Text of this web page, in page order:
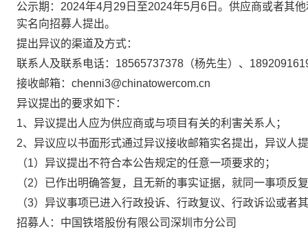
公示期： 2024年4月 29 日至2024年5月 6 日。 供应商或者其
实名向招募人提出。
提出异议的渠道及方式：
联系人及联系电话： 18565737378 （杨先生）、
接收邮箱： chenni3@chinatowercom.cn
异议提出的要求如下：
1、异议提出人应为供应商或与项目有关的利害关系人；
2、异议应以书面形式通过异议接收邮箱实名提出，异议人
（1）异议提出不符合本公告规定的任意一项要求的；
（2）已作出明确答复，且无新的事实证据，就同一事项反
（3）异议事项已进入行政投诉、行政复议、行政诉讼或者
招募人：中国铁塔股份有限公司深圳市分公司